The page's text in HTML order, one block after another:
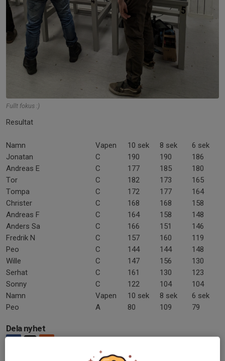
Fullt fokus :)
Resultat
Namn Vapen 10 sek 8 sek 6 sek
Jonatan
C 190 190 186
Andreas E
C 177 185 180
Tor
C 182 173 165
Tompa
C 172 177 164
Christer
C 168 168 158
Andreas F
C 164 158 148
Anders Sa
C 166 151 146
Fredrik N
C 157 160 119
Peo
C 144 144 148
Wille
C 147 156 130
Serhat
C 161 130 123
Sonny
C 122 104 104
Namn
Vapen 10 sek 8 sek 6 sek
Peo
A 80 109 79
Dela nyhet